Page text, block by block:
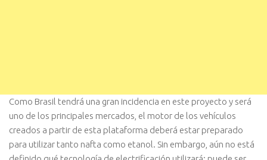
Como Brasil tendrá una gran incidencia en este proyecto y será
uno de los principales mercados, el motor de los vehículos
creados a partir de esta plataforma deberá estar preparado
para utilizar tanto nafta como etanol. Sin embargo, aún no está